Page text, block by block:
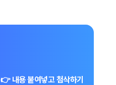
👉 내용 붙여넣고 첨삭하기